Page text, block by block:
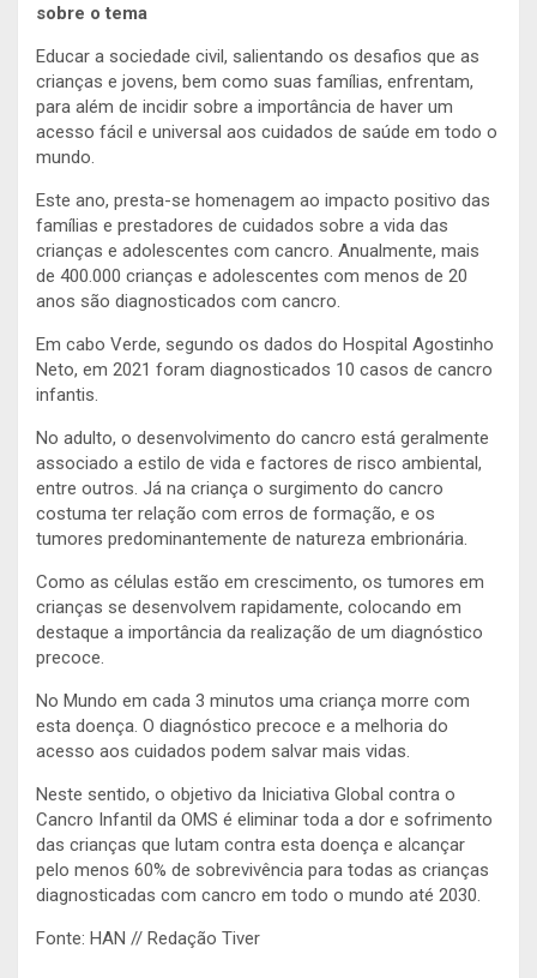
sobre o tema
Educar a sociedade civil, salientando os desafios que as
crianças e jovens, bem como suas famílias, enfrentam,
para além de incidir sobre a importância de haver um
acesso fácil e universal aos cuidados de saúde em todo o
mundo.
Este ano, presta-se homenagem ao impacto positivo das
famílias e prestadores de cuidados sobre a vida das
crianças e adolescentes com cancro. Anualmente, mais
de 400.000 crianças e adolescentes com menos de 20
anos são diagnosticados com cancro.
Em cabo Verde, segundo os dados do Hospital Agostinho
Neto, em 2021 foram diagnosticados 10 casos de cancro
infantis.
No adulto, o desenvolvimento do cancro está geralmente
associado a estilo de vida e factores de risco ambiental,
entre outros. Já na criança o surgimento do cancro
costuma ter relação com erros de formação, e os
tumores predominantemente de natureza embrionária.
Como as células estão em crescimento, os tumores em
crianças se desenvolvem rapidamente, colocando em
destaque a importância da realização de um diagnóstico
precoce.
No Mundo em cada 3 minutos uma criança morre com
esta doença. O diagnóstico precoce e a melhoria do
acesso aos cuidados podem salvar mais vidas.
Neste sentido, o objetivo da Iniciativa Global contra o
Cancro Infantil da OMS é eliminar toda a dor e sofrimento
das crianças que lutam contra esta doença e alcançar
pelo menos 60% de sobrevivência para todas as crianças
diagnosticadas com cancro em todo o mundo até 2030.
Fonte: HAN // Redação Tiver